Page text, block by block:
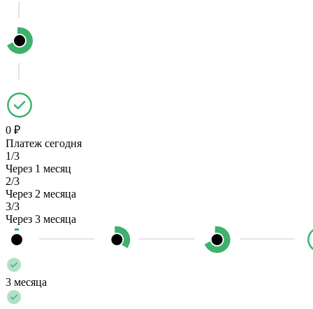
0 ₽
Платеж сегодня
1/3
Через 1 месяц
2/3
Через 2 месяца
3/3
Через 3 месяца
3 месяца